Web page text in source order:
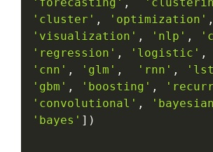
'forecasting' ,
'cluster' , 'optimization' ,
'visualization' , 'nlp' ,
'regression' , 'logistic' ,
'cnn' , 'glm' , 'rnn' ,
'gbm' , 'boosting' ,
'convolutional' ,
'bayes' ] )